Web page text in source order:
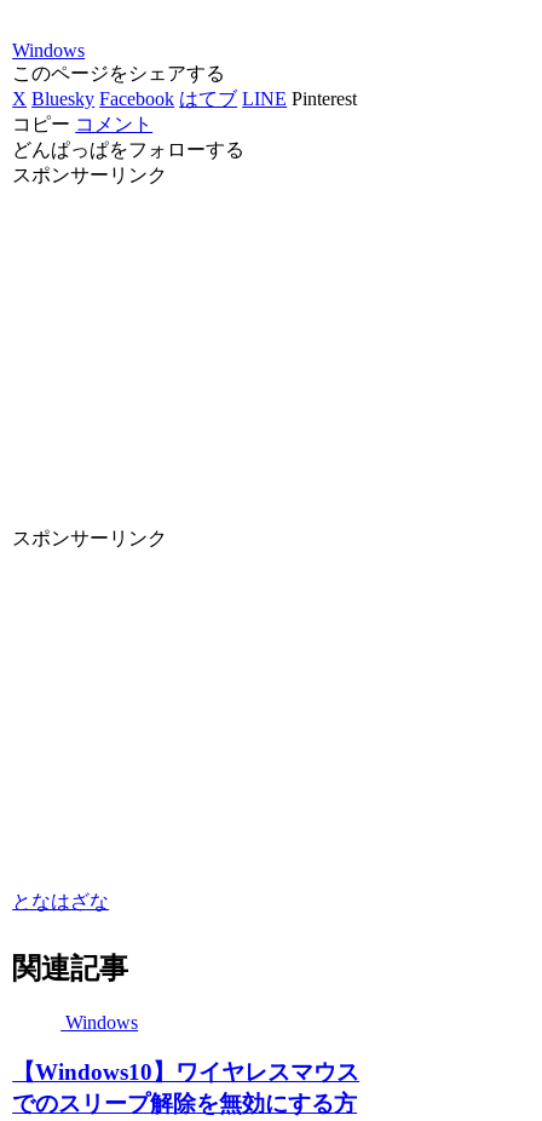
Windows
このページをシェアする
X Bluesky Facebook はてブ LINE Pinterest
コピー コメント
どんぱっぱをフォローする
スポンサーリンク
スポンサーリンク
となはざな
関連記事
Windows
【Windows10】ワイヤレスマウス
でのスリープ解除を無効にする方